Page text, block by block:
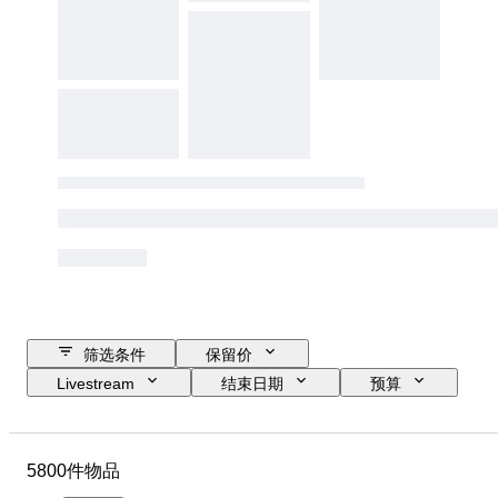
筛选条件
保留价
Livestream
结束日期
预算
性别
5800件物品